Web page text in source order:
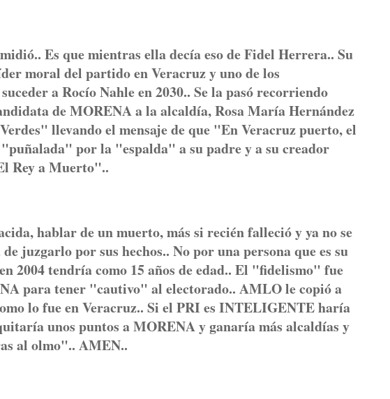
Es que mientras ella decía eso de Fidel Herrera.. Su
moral del partido en Veracruz y uno de los
a Rocío Nahle en 2030.. Se la pasó recorriendo
de MORENA a la alcaldía, Rosa María Hernández
llevando el mensaje de que "En Veracruz puerto, el
por la "espalda" a su padre y a su creador
Rey a Muerto"..
hablar de un muerto, más si recién falleció y ya no se
juzgarlo por sus hechos.. No por una persona que es su
2004 tendría como 15 años de edad.. El "fidelismo" fue
para tener "cautivo" al electorado.. AMLO le copió a
lo fue en Veracruz.. Si el PRI es INTELIGENTE haría
unos puntos a MORENA y ganaría más alcaldías y
al olmo".. AMEN..